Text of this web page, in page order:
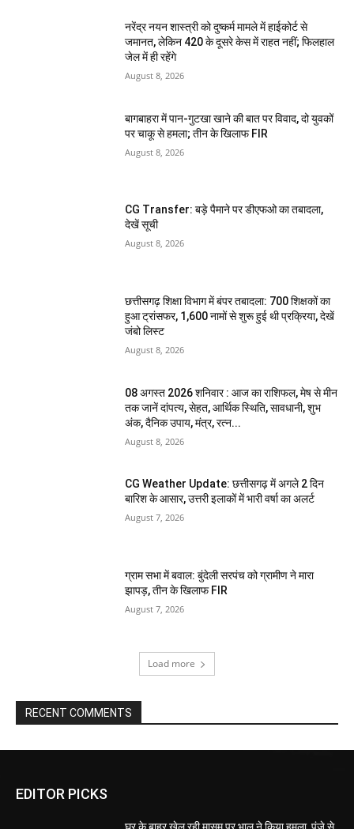
नरेंद्र नयन शास्त्री को दुष्कर्म मामले में हाईकोर्ट से
जमानत, लेकिन 420 के दूसरे केस में राहत नहीं; फिलहाल
जेल में ही रहेंगे
August 8, 2026
बागबाहरा में पान-गुटखा खाने की बात पर विवाद, दो युवकों
पर चाकू से हमला; तीन के खिलाफ FIR
August 8, 2026
CG Transfer: बड़े पैमाने पर डीएफओ का तबादला,
देखें सूची
August 8, 2026
छत्तीसगढ़ शिक्षा विभाग में बंपर तबादला: 700 शिक्षकों का
हुआ ट्रांसफर, 1,600 नामों से शुरू हुई थी प्रक्रिया, देखें
जंबो लिस्ट
August 8, 2026
08 अगस्त 2026 शनिवार : आज का राशिफल, मेष से मीन
तक जानें दांपत्य, सेहत, आर्थिक स्थिति, सावधानी, शुभ
अंक, दैनिक उपाय, मंत्र, रत्न...
August 8, 2026
CG Weather Update: छत्तीसगढ़ में अगले 2 दिन
बारिश के आसार, उत्तरी इलाकों में भारी वर्षा का अलर्ट
August 7, 2026
ग्राम सभा में बवाल: बुंदेली सरपंच को ग्रामीण ने मारा
झापड़, तीन के खिलाफ FIR
August 7, 2026
Load more
RECENT COMMENTS
EDITOR PICKS
घर के बाहर खेल रही मासूम पर भालू ने किया हमला, पंजे से